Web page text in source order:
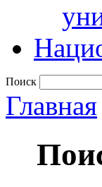
Поиск
Главная